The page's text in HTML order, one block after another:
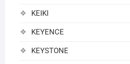
KEIKI
KEYENCE
KEYSTONE